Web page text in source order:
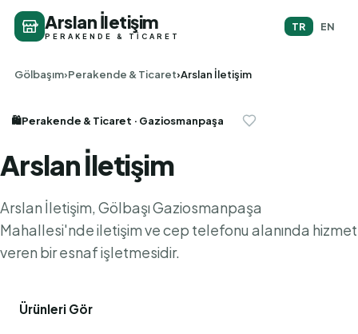
Arslan İletişim
PERAKENDE & TICARET
TR EN
Gölbaşım Perakende & Ticaret Arslan İletişim
🛍️Perakende & Ticaret · Gaziosmanpaşa
Arslan İletişim
Arslan İletişim, Gölbaşı Gaziosmanpaşa
Mahallesi'nde iletişim ve cep telefonu alanında hizmet
veren bir esnaf işletmesidir.
Ürünleri Gör